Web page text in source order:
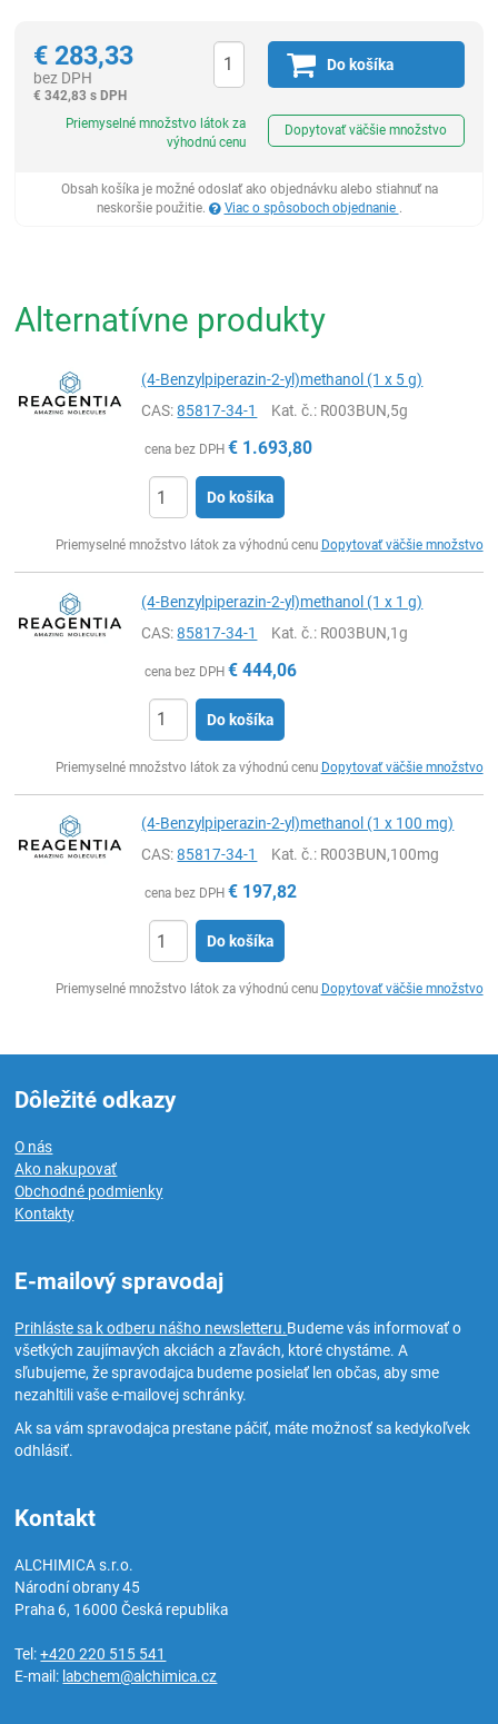
€ 283,33
bez DPH
€ 342,83 s DPH
Do košíka
Priemyselné množstvo látok za
výhodnú cenu
Dopytovať väčšie množstvo
Obsah košíka je možné odoslať ako objednávku alebo stiahnuť na
neskoršie použitie.
Viac o spôsoboch objednanie .
Alternatívne produkty
(4-Benzylpiperazin-2-yl)methanol (1 x 5 g)
CAS:85817-34-1 Kat. č.: R003BUN,5g
cena bez DPH € 1.693,80
Do košíka
Priemyselné množstvo látok za výhodnú cenu Dopytovať väčšie množstvo
(4-Benzylpiperazin-2-yl)methanol (1 x 1 g)
CAS:85817-34-1 Kat. č.: R003BUN,1g
cena bez DPH € 444,06
Do košíka
Priemyselné množstvo látok za výhodnú cenu Dopytovať väčšie množstvo
(4-Benzylpiperazin-2-yl)methanol (1 x 100 mg)
CAS:85817-34-1 Kat. č.: R003BUN,100mg
cena bez DPH € 197,82
Do košíka
Priemyselné množstvo látok za výhodnú cenu Dopytovať väčšie množstvo
Dôležité odkazy
O nás
Ako nakupovať
Obchodné podmienky
Kontakty
E-mailový spravodaj
Prihláste sa k odberu nášho newsletteru.Budeme vás informovať o
všetkých zaujímavých akciách a zľavách, ktoré chystáme. A
sľubujeme, že spravodajca budeme posielať len občas, aby sme
nezahltili vaše e-mailovej schránky.
Ak sa vám spravodajca prestane páčiť, máte možnosť sa kedykoľvek
odhlásiť.
Kontakt
ALCHIMICA s.r.o.
Národní obrany 45
Praha 6, 16000Česká republika
Tel:+420 220 515 541
E-mail: labchem@alchimica.cz